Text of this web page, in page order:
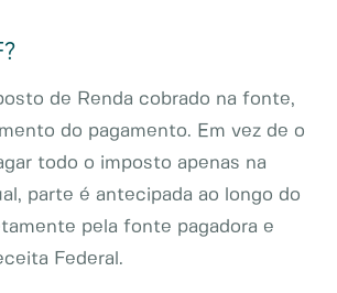
de Renda cobrado na fonte,
do pagamento. Em vez de o
todo o imposto apenas na
parte é antecipada ao longo do
pela fonte pagadora e
Federal.